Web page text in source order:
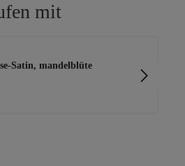
mit
Satin, mandelblüte